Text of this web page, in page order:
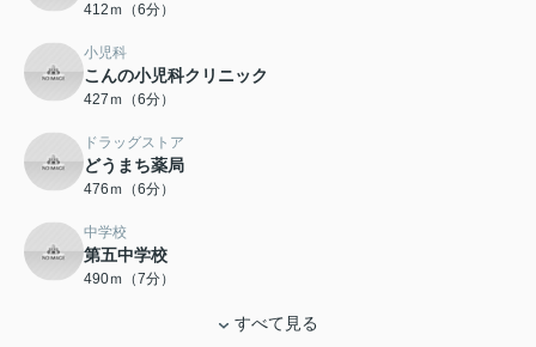
412ｍ（6分）
小児科
こんの小児科クリニック
427ｍ（6分）
ドラッグストア
どうまち薬局
476ｍ（6分）
中学校
第五中学校
490ｍ（7分）
すべて見る